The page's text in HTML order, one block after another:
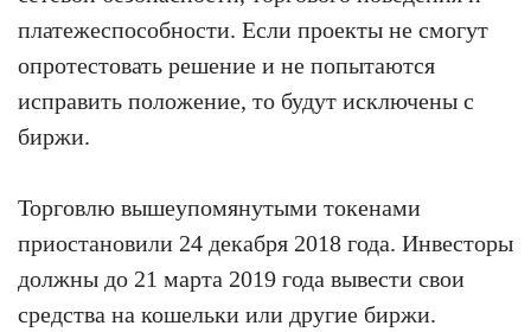
платежеспособности. Если проекты не смогут
опротестовать решение и не попытаются
исправить положение, то будут исключены с
биржи.
Торговлю вышеупомянутыми токенами
приостановили 24 декабря 2018 года. Инвесторы
должны до 21 марта 2019 года вывести свои
средства на кошельки или другие биржи.